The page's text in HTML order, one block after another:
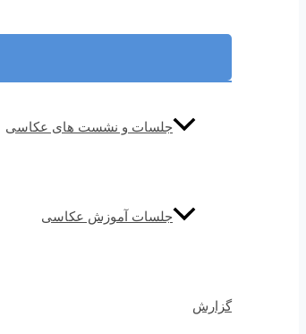
جلسات و نشست های عکاسی
جلسات آموزش عکاسی
گزارش